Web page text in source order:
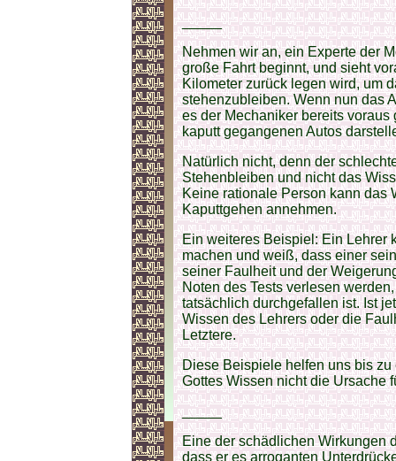
_____
Nehmen wir an, ein Experte der
große Fahrt beginnt, und sieht
Kilometer zurück legen wird, um
stehenzubleiben. Wenn nun das
es der Mechaniker bereits
kaputt gegangenen Autos
Natürlich nicht, denn der
Stehenbleiben und nicht das
Keine rationale Person kann das
Kaputtgehen annehmen.
Ein weiteres Beispiel: Ein Lehrer
machen und weiß, dass einer
seiner Faulheit und der
Noten des Tests verlesen
tatsächlich durchgefallen ist. Ist
Wissen des Lehrers oder die
Letztere.
Diese Beispiele helfen uns bis
Gottes Wissen nicht die Ursache
_____
Eine der schädlichen Wirkungen
dass er es arroganten